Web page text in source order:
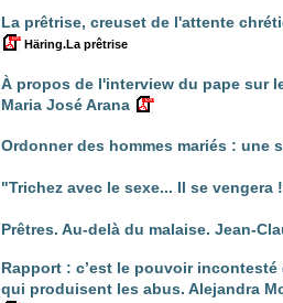
La prêtrise, creuset de l'attente
Häring.La prêtrise
À propos de l'interview du pape sur
Maria José Arana
Ordonner des hommes mariés : une
"Trichez avec le sexe... Il se vengera
Prêtres. Au-delà du malaise. Jean-
Rapport : c’est le pouvoir
qui produisent les abus. Alejandra